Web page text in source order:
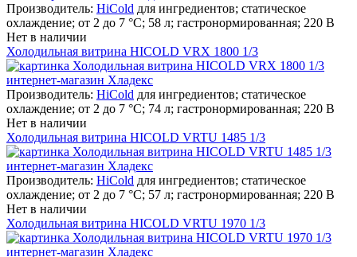
Производитель: HiCold для ингредиентов; статическое
охлаждение; от 2 до 7 °С; 58 л; гастронормированная; 220 В
Нет в наличии
Холодильная витрина HICOLD VRX 1800 1/3
Производитель: HiCold для ингредиентов; статическое
охлаждение; от 2 до 7 °С; 74 л; гастронормированная; 220 В
Нет в наличии
Холодильная витрина HICOLD VRTU 1485 1/3
Производитель: HiCold для ингредиентов; статическое
охлаждение; от 2 до 7 °С; 57 л; гастронормированная; 220 В
Нет в наличии
Холодильная витрина HICOLD VRTU 1970 1/3